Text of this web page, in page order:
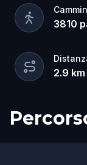
3810
2.9 km
Inizio
Fine